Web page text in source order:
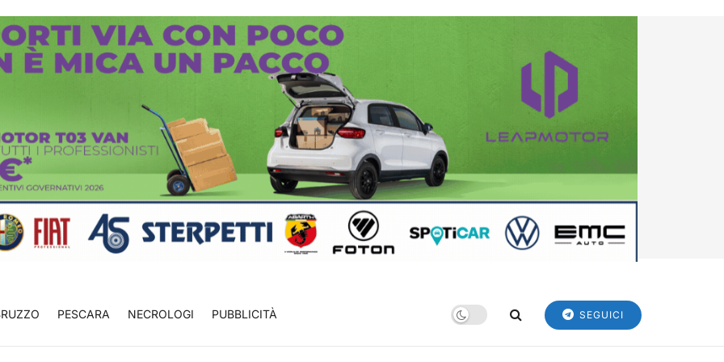
PESCARA NECROLOGI PUBBLICITÀ SEGUICI